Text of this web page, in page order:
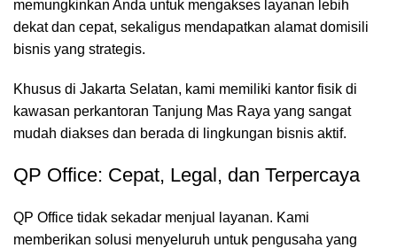
memungkinkan Anda untuk mengakses layanan lebih
dekat dan cepat, sekaligus mendapatkan alamat domisili
bisnis yang strategis.
Khusus di Jakarta Selatan, kami memiliki kantor fisik di
kawasan perkantoran Tanjung Mas Raya yang sangat
mudah diakses dan berada di lingkungan bisnis aktif.
QP Office: Cepat, Legal, dan Terpercaya
QP Office tidak sekadar menjual layanan. Kami
memberikan solusi menyeluruh untuk pengusaha yang